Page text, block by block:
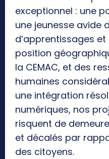
exceptionnel : une
une jeunesse avide
d’apprentissages et
position
la CEMAC, et des
humaines
une intégration
numériques, nos
risquent de
et décalés par
des citoyens.